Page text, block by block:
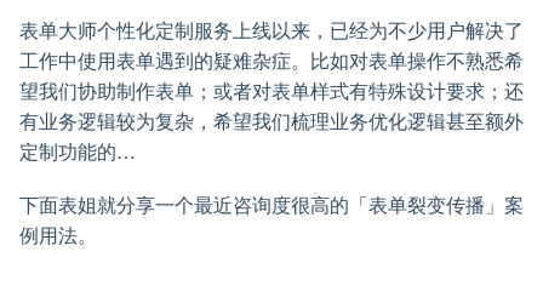
表单大师个性化定制服务上线以来，已经为不少用户解决了
工作中使用表单遇到的疑难杂症。比如对表单操作不熟悉希
望我们协助制作表单；或者对表单样式有特殊设计要求；还
有业务逻辑较为复杂，希望我们梳理业务优化逻辑甚至额外
定制功能的…
下面表姐就分享一个最近咨询度很高的「表单裂变传播」案
例用法。